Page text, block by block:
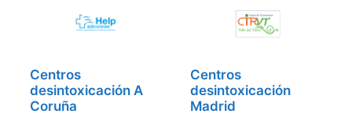
Centros
desintoxicación A
Coruña
Centros
desintoxicación
Madrid